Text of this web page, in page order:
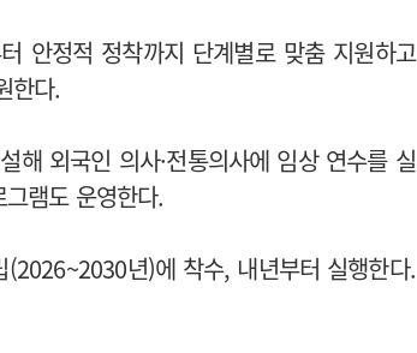
안정적 정착까지 단계별로 맞춤 지원하고
한다.
해 외국인 의사·전통의사에 임상 연수를 실
램도 운영한다.
년)에 착수, 내년부터 실행한다.